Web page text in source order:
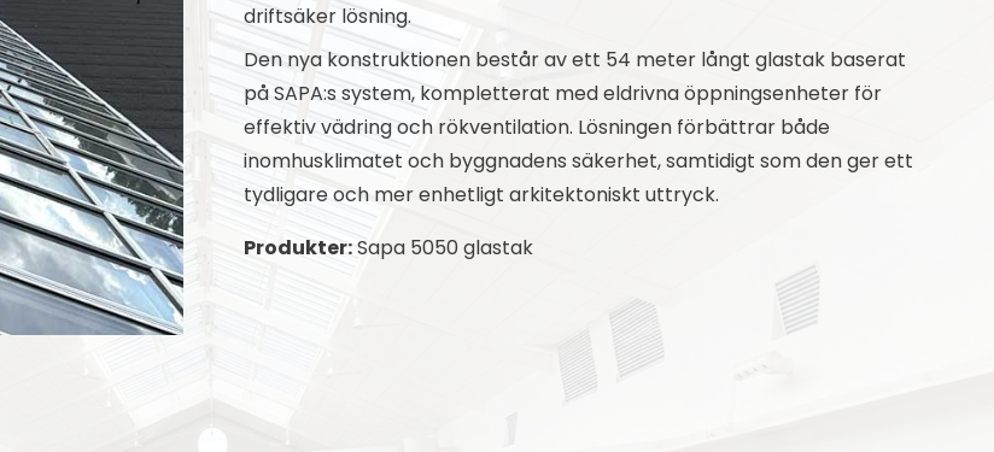
driftsäker lösning.
Den nya konstruktionen består av ett 54 meter långt glastak baserat
på SAPA:s system, kompletterat med eldrivna öppningsenheter för
effektiv vädring och rökventilation. Lösningen förbättrar både
inomhusklimatet och byggnadens säkerhet, samtidigt som den ger ett
tydligare och mer enhetligt arkitektoniskt uttryck.
Produkter:Sapa 5050 glastak